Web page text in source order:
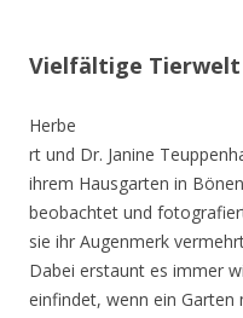
Vielfältige Tierwelt
Herbe
rt und Dr. Janine
ihrem Hausgarten in
beobachtet und
sie ihr Augenmerk
Dabei erstaunt es immer
einfindet, wenn ein Garten